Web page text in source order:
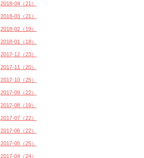
2018-04（21）
2018-03（21）
2018-02（19）
2018-01（18）
2017-12（23）
2017-11（20）
2017-10（25）
2017-09（22）
2017-08（19）
2017-07（22）
2017-06（22）
2017-05（25）
2017-04（24）